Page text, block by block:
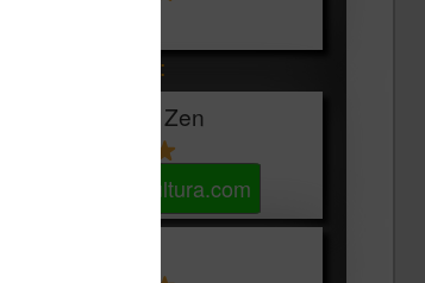
accessibles :
Vivlio Light Zen
Voir sur Cultura.com